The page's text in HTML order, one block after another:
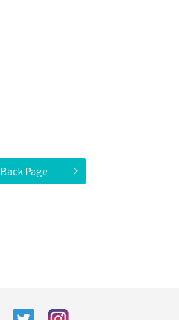
Back Page
facebook Twitter